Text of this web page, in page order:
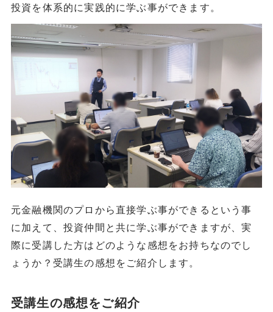
投資を体系的に実践的に学ぶ事ができます。
元金融機関のプロから直接学ぶ事ができるという事
に加えて、投資仲間と共に学ぶ事ができますが、実
際に受講した方はどのような感想をお持ちなのでし
ょうか？受講生の感想をご紹介します。
受講生の感想をご紹介